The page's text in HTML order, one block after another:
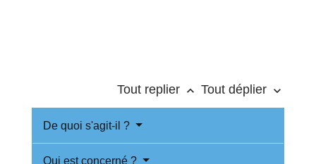
Tout replier keyboard_arrow_up Tout déplier keyboard_arrow_down
De quoi s'agit-il ?
Qui est concerné ?